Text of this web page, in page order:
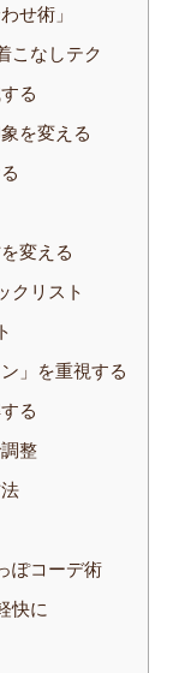
せ術」
こなしテク
る
を変える
変える
クリスト
」を重視する
る
整
ぽコーデ術
快に